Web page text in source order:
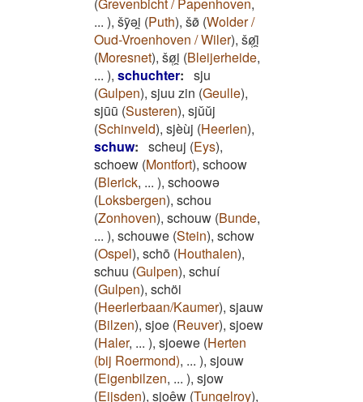
... ), šȳǝi̯ (Puth), šø̄ (Wolder /
Oud-Vroenhoven / Wiler), šø̜̄i̯
(Moresnet), šø̜i̯ (Bleijerheide,
... ), schuchter: sju
(Gulpen), sjuu zin (Geulle),
sjūū (Susteren), sjŭŭj
(Schinveld), sjèùj (Heerlen),
schuw: scheuj (Eys),
schoew (Montfort), schoow
(Blerick, ... ), schoowə
(Loksbergen), schou
(Zonhoven), schouw (Bunde,
... ), schouwe (Stein), schow
(Ospel), schō (Houthalen),
schuu (Gulpen), schuí
(Gulpen), schöi
(Heerlerbaan/Kaumer), sjauw
(Bilzen), sjoe (Reuver), sjoew
(Haler, ... ), sjoewe (Herten
(bij Roermond), ... ), sjouw
(Eigenbilzen, ... ), sjow
(Eijsden), sjoêw (Tungelroy),